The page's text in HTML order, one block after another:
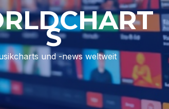
S
und -news weltweit